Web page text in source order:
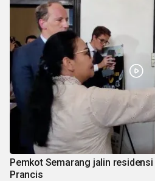
Pemkot Semarang jalin
Prancis